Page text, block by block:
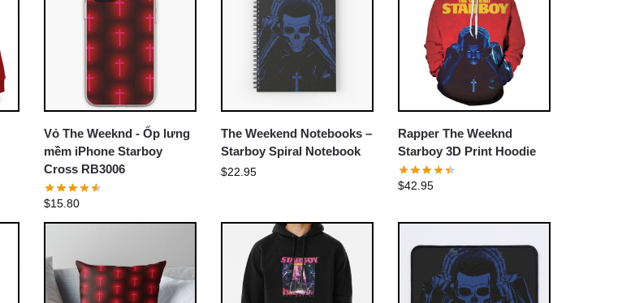
Vỏ The Weeknd - Ốp lưng
mềm iPhone Starboy
Cross RB3006
$15.80
The Weekend Notebooks –
Starboy Spiral Notebook
$22.95
Rapper The Weeknd
Starboy 3D Print Hoodie
$42.95